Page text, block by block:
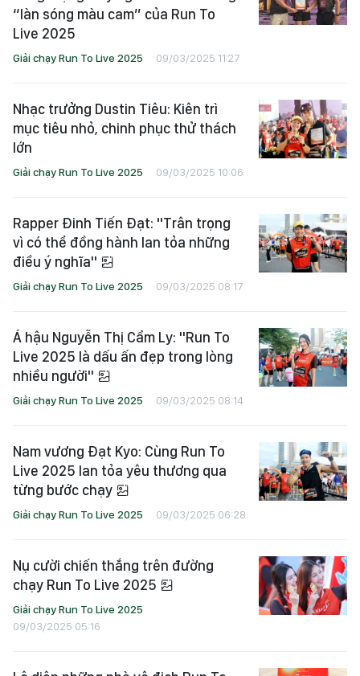
“làn sóng màu cam” của Run To
Live 2025
Giải chạy Run To Live 2025 09/03/2025 11:27
Nhạc trưởng Dustin Tiêu: Kiên trì
mục tiêu nhỏ, chinh phục thử thách
lớn
Giải chạy Run To Live 2025 09/03/2025 10:06
Rapper Đinh Tiến Đạt: "Trân trọng
vì có thể đồng hành lan tỏa những
điều ý nghĩa"
Giải chạy Run To Live 2025 09/03/2025 08:17
Á hậu Nguyễn Thị Cẩm Ly: "Run To
Live 2025 là dấu ấn đẹp trong lòng
nhiều người"
Giải chạy Run To Live 2025 09/03/2025 08:14
Nam vương Đạt Kyo: Cùng Run To
Live 2025 lan tỏa yêu thương qua
từng bước chạy
Giải chạy Run To Live 2025 09/03/2025 06:28
Nụ cười chiến thắng trên đường
chạy Run To Live 2025
Giải chạy Run To Live 2025
09/03/2025 05:16